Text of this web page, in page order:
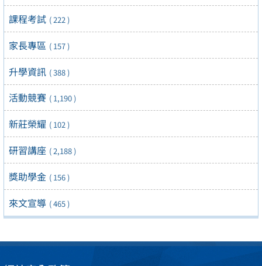
課程考試 ( 222 )
家長專區 ( 157 )
升學資訊 ( 388 )
活動競賽 ( 1,190 )
新莊榮耀 ( 102 )
研習講座 ( 2,188 )
獎助學金 ( 156 )
來文宣導 ( 465 )